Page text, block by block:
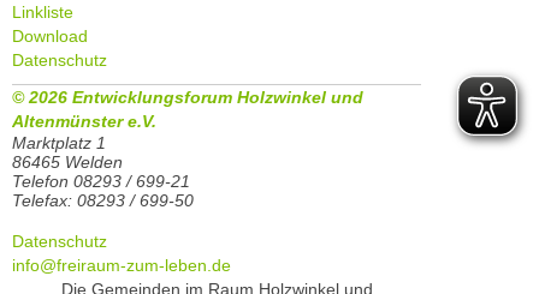
Linkliste
Download
Datenschutz
© 2026 Entwicklungsforum Holzwinkel und
Altenmünster e.V.
Marktplatz 1
86465 Welden
Telefon 08293 / 699-21
Telefax: 08293 / 699-50
Datenschutz
info@freiraum-zum-leben.de
Die Gemeinden im Raum Holzwinkel und